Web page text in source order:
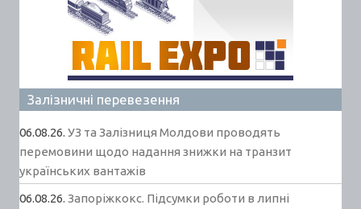
Залізничні перевезення
06.08.26. УЗ та Залізниця Молдови проводять
перемовини щодо надання знижки на транзит
українських вантажів
06.08.26. Запоріжкокс. Підсумки роботи в липні